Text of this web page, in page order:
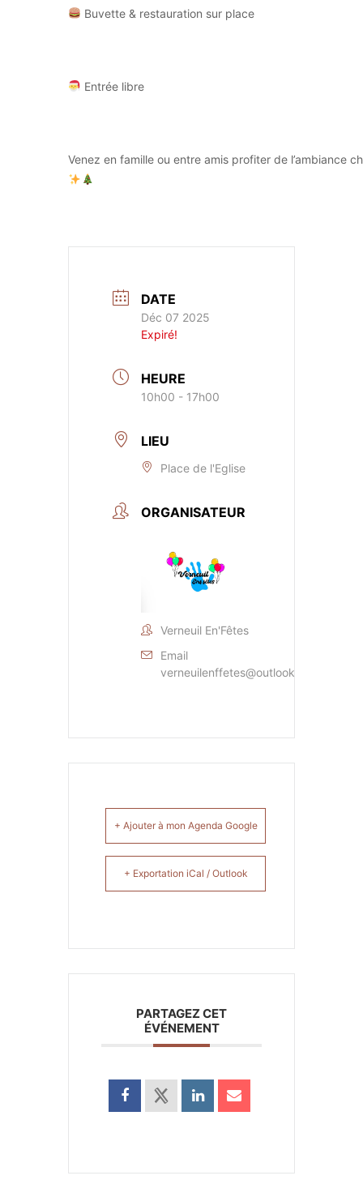
Buvette & restauration sur place
Entrée libre
Venez en famille ou entre amis profiter de l’ambiance
DATE
Déc 07 2025
Expiré!
HEURE
10h00 - 17h00
LIEU
Place de l'Eglise
ORGANISATEUR
Verneuil En'Fêtes
Email
verneuilenffetes@outlook.fr
+ Ajouter à mon Agenda Google
+ Exportation iCal / Outlook
PARTAGEZ CET
ÉVÉNEMENT